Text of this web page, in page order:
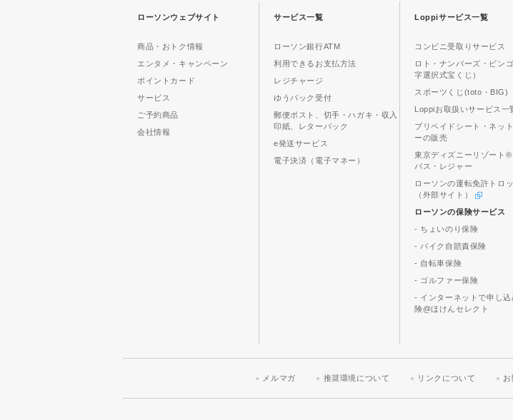
ローソンウェブサイト
商品・おトク情報
エンタメ・キャンペーン
ポイントカード
サービス
ご予約商品
会社情報
サービス一覧
ローソン銀行ATM
利用できるお支払方法
レジチャージ
ゆうパック受付
郵便ポスト、切手・ハガキ・収入
印紙、レターパック
e発送サービス
電子決済（電子マネー）
Loppiサービス一覧
コンビニ受取りサービス
ロト・ナンバーズ・ビン
字選択式宝くじ）
スポーツくじ(toto・BIG)
Loppiお取扱いサービス一
プリペイドシート・ネッ
ーの販売
東京ディズニーリゾート®
バス・レジャー
ローソンの運転免許トロッ
（外部サイト）
ローソンの保険サービス
- ちょいのり保険
- バイク自賠責保険
- 自転車保険
- ゴルファー保険
- インターネットで申し込
険@ほけんセレクト
メルマガ 推奨環境について リンクについて